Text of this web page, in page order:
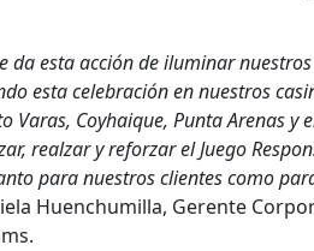
da esta acción de ilu­mi­nar
esta cel­e­bración en nue­stros
Varas, Coy­haique, Pun­ta Are­nas y
realzar y reforzar el Juego
para nue­stros clientes como
Huenchu­mil­la, Ger­ente